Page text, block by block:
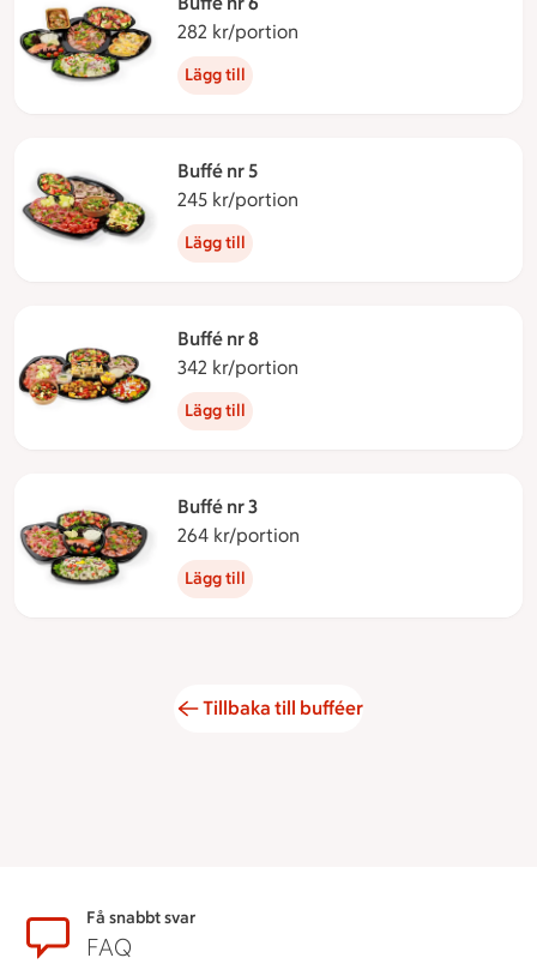
282 kr/portion
Lägg till
Buffé nr 5
245 kr/portion
Lägg till
Buffé nr 8
342 kr/portion
Lägg till
Buffé nr 3
264 kr/portion
Lägg till
Tillbaka till bufféer
SidfotFå snabbt svar
FAQ